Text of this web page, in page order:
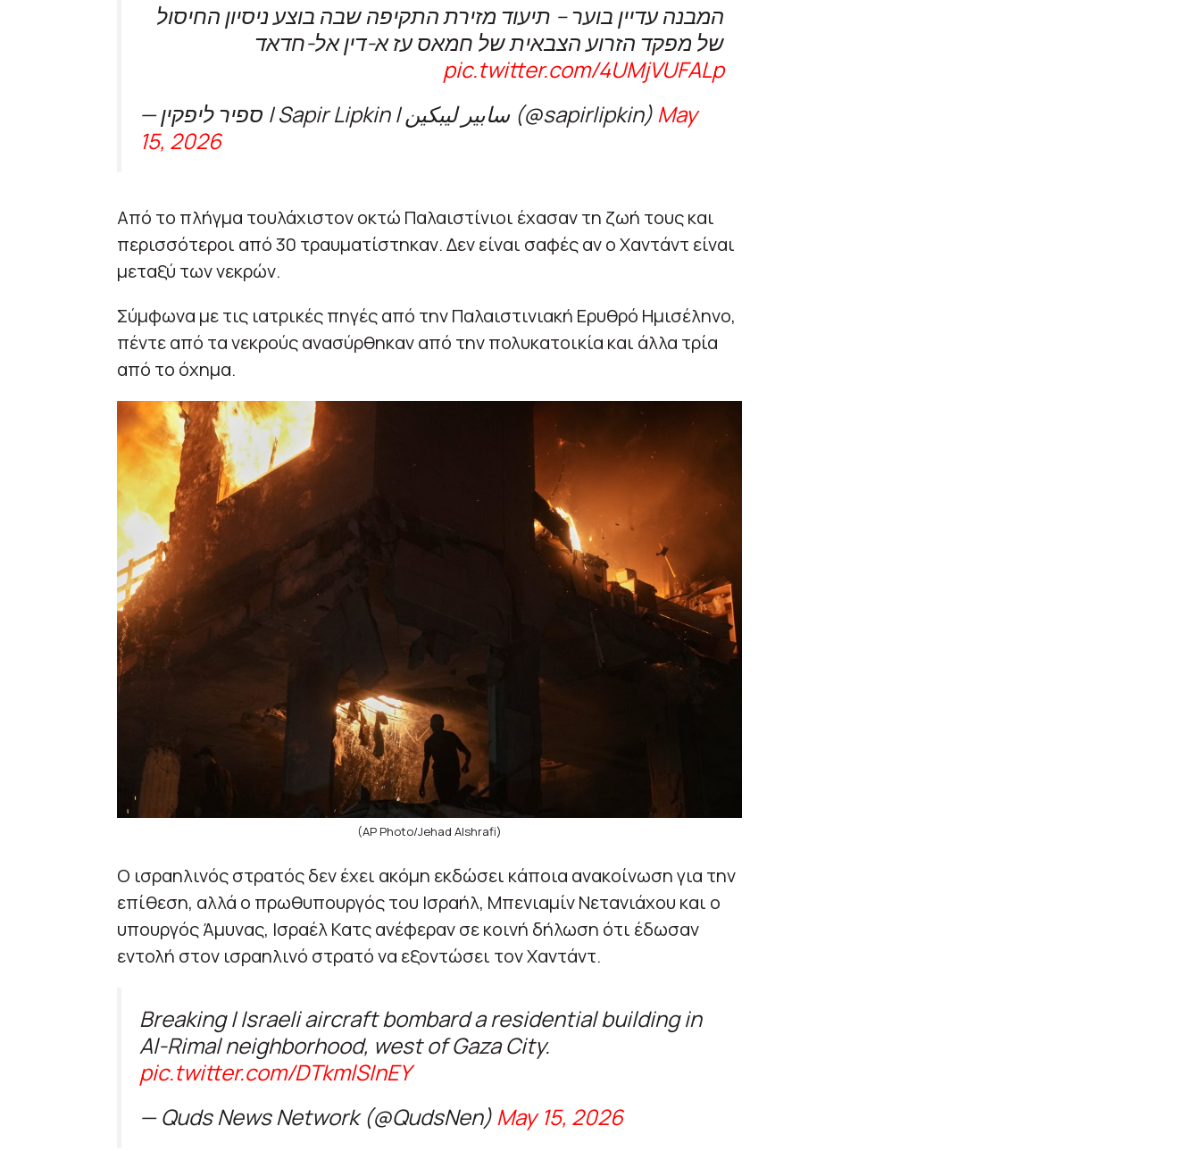
המבנה עדיין בוער – תיעוד מזירת התקיפה שבה בוצע ניסיון החיסול
של מפקד הזרוע הצבאית של חמאס עז א-דין אל-חדאד
pic.twitter.com/4UMjVUFALp
— ספיר ליפקין | Sapir Lipkin | سابير ليبكين (@sapirlipkin)May
15, 2026
Aπό το πλήγμα τουλάχιστον οκτώ Παλαιστίνιοι έχασαν τη ζωή τους και
περισσότεροι από 30 τραυματίστηκαν. Δεν είναι σαφές αν ο Χαντάντ είναι
μεταξύ των νεκρών.
Σύμφωνα με τις ιατρικές πηγές από την Παλαιστινιακή Ερυθρό Ημισέληνο,
πέντε από τα νεκρούς ανασύρθηκαν από την πολυκατοικία και άλλα τρία
από το όχημα.
(AP Photo/Jehad Alshrafi)
Ο ισραηλινός στρατός δεν έχει ακόμη εκδώσει κάποια ανακοίνωση για την
επίθεση, αλλά ο πρωθυπουργός του Ισραήλ, Μπενιαμίν Νετανιάχου και ο
υπουργός Άμυνας, Ισραέλ Κατς ανέφεραν σε κοινή δήλωση ότι έδωσαν
εντολή στον ισραηλινό στρατό να εξοντώσει τον Χαντάντ.
Breaking | Israeli aircraft bombard a residential building in
Al-Rimal neighborhood, west of Gaza City.
pic.twitter.com/DTkmlSInEY
— Quds News Network (@QudsNen)May 15, 2026